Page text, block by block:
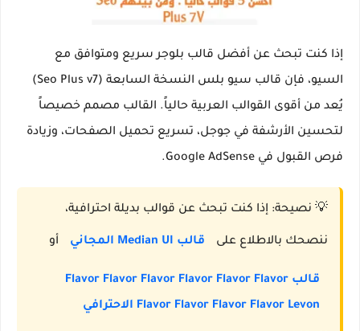
إذا كنت تبحث عن أفضل قالب بلوجر سريع ومتوافق مع
السيو، فإن قالب سيو بلس النسخة السابعة (Seo Plus v7)
يُعد من أقوى القوالب العربية حالياً. القالب مصمم خصيصاً
لتحسين الأرشفة في جوجل، تسريع تحميل الصفحات، وزيادة
فرص القبول في Google AdSense.
💡 نصيحة: إذا كنت تبحث عن قوالب بديلة احترافية،
ننصحك بالاطلاع على قالب Median UI المجاني أو
قالب Flavor Flavor Flavor Flavor Flavor Flavor
Flavor Flavor Flavor Flavor Levon الاحترافي